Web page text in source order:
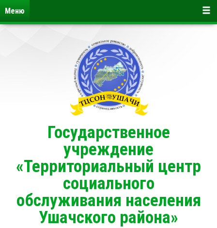
Государственное
учреждение
«Территориальный центр
социального
обслуживания населения
Ушачского района»
Меню